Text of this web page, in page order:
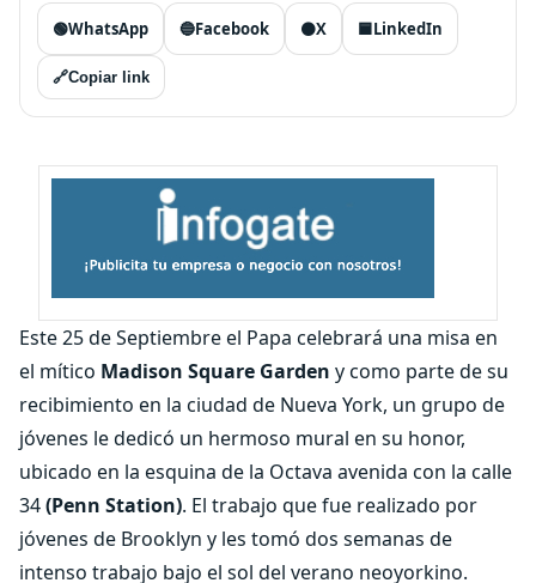
🟢WhatsApp 🔵Facebook ⚫X 🟦LinkedIn
🔗Copiar link
Este 25 de Septiembre el Papa celebrará una misa en
el mítico Madison Square Garden y como parte de su
recibimiento en la ciudad de Nueva York, un grupo de
jóvenes le dedicó un hermoso mural en su honor,
ubicado en la esquina de la Octava avenida con la calle
34(Penn Station). El trabajo que fue realizado por
jóvenes de Brooklyn y les tomó dos semanas de
intenso trabajo bajo el sol del verano neoyorkino.